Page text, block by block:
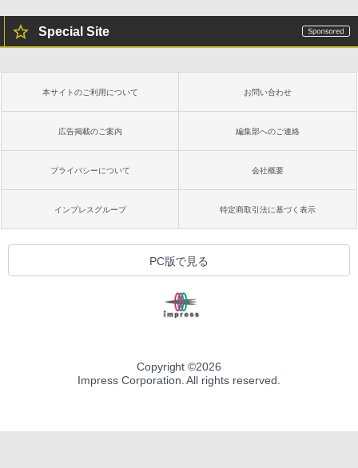
Special Site
本サイトのご利用について お問い合わせ
広告掲載のご案内 編集部へのご連絡
プライバシーについて 会社概要
インプレスグループ 特定商取引法に基づく表示
PC版で見る
Copyright ©2026
Impress Corporation. All rights reserved.